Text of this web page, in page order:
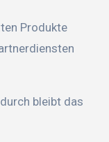
Produkte
bleibt das